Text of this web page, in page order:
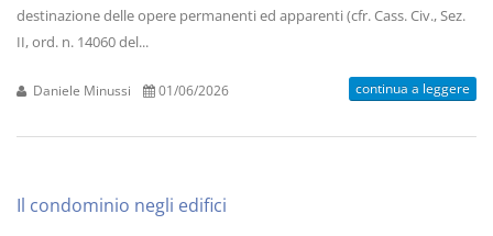
destinazione delle opere permanenti ed apparenti (cfr. Cass. Civ., Sez.
II, ord. n. 14060 del...
Daniele Minussi 01/06/2026 continua a leggere
Il condominio negli edifici